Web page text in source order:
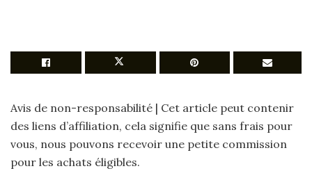
Avis de non-responsabilité | Cet article peut contenir
des liens d’affiliation, cela signifie que sans frais pour
vous, nous pouvons recevoir une petite commission
pour les achats éligibles.